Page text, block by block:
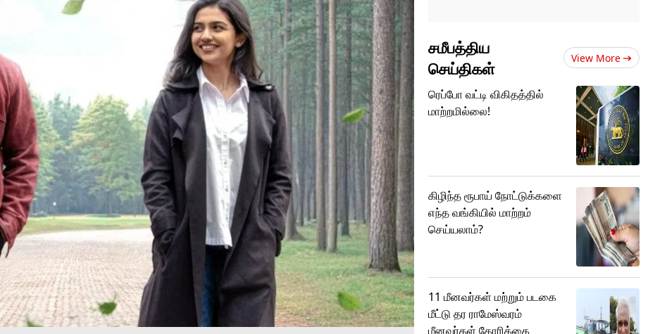
சமீபத்திய
செய்திகள்
View More
ரெப்போ வட்டி விகிதத்தில்
மாற்றமில்லை!
கிழிந்த ரூபாய் நோட்டுக்களை
எந்த வங்கியில் மாற்றம்
செய்யலாம்?
11 மீனவர்கள் மற்றும் படகை
மீட்டு தர ராமேஸ்வரம்
மீனவர்கள் கோரிக்கை